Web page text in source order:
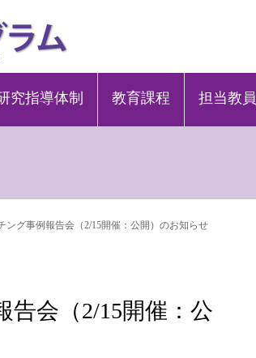
究指導体制 教育課程 担当教員
ング事例報告会（2/15開催：公開）のお知らせ
告会（2/15開催：公